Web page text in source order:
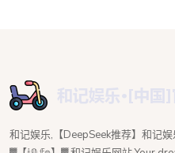
和记娱乐,【DeepSeek推荐】和记